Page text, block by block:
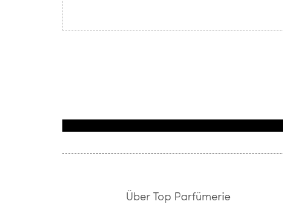
Über Top Parfümerie